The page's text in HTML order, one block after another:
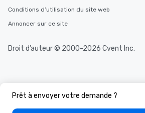
Prêt à envoyer votre demande ?
Conditions d’utilisation du site web
Annoncer sur ce site
Droit d’auteur © 2000-2026 Cvent Inc.